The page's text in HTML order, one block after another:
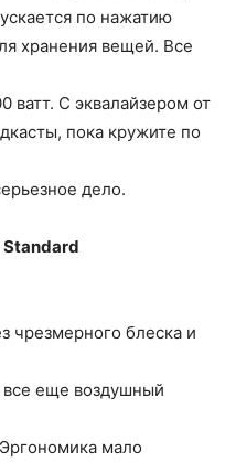
по нажатию
хранения вещей. Все
ватт. С эквалайзером от
пока кружите по
дело.
чрезмерного блеска и
еще воздушный
Эргономика мало